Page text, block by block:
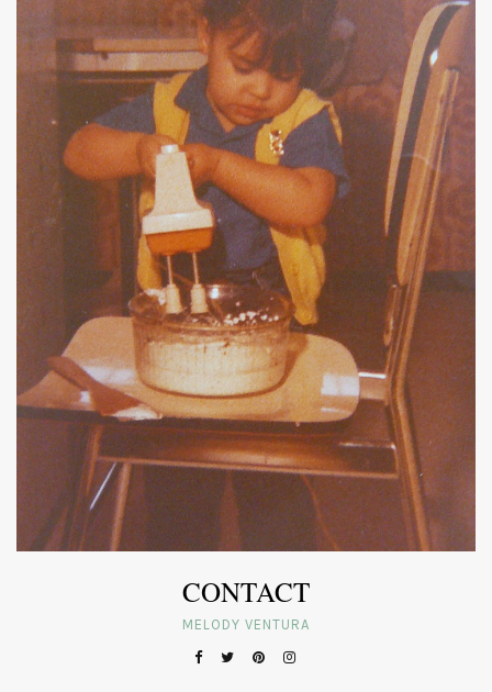
CONTACT
MELODY VENTURA